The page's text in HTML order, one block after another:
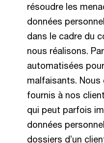
résoudre les
données
dans le cadre du
nous réalisons.
automatisées
malfaisants.
fournis à nos
qui peut parfois
données
dossiers d’un